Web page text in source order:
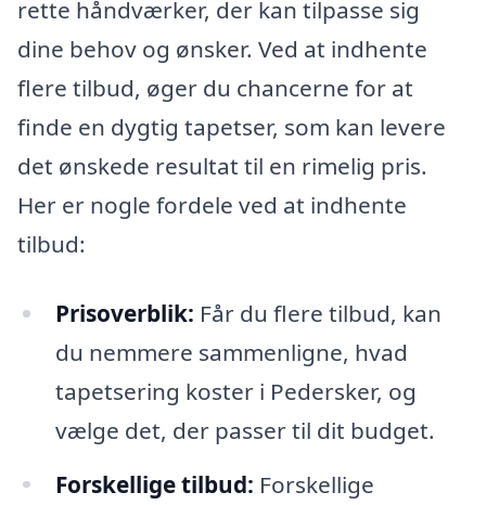
rette håndværker, der kan tilpasse sig
dine behov og ønsker. Ved at indhente
flere tilbud, øger du chancerne for at
finde en dygtig tapetser, som kan levere
det ønskede resultat til en rimelig pris.
Her er nogle fordele ved at indhente
tilbud:
Prisoverblik: Får du flere tilbud, kan
du nemmere sammenligne, hvad
tapetsering koster i Pedersker, og
vælge det, der passer til dit budget.
Forskellige tilbud: Forskellige